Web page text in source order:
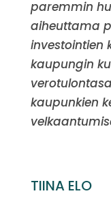
paremmin
aiheuttama
investointien
kaupungin
kaupunkien
TIINA ELO